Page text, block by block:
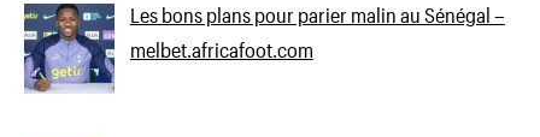
Les bons plans pour parier malin au Sénégal –
melbet.africafoot.com